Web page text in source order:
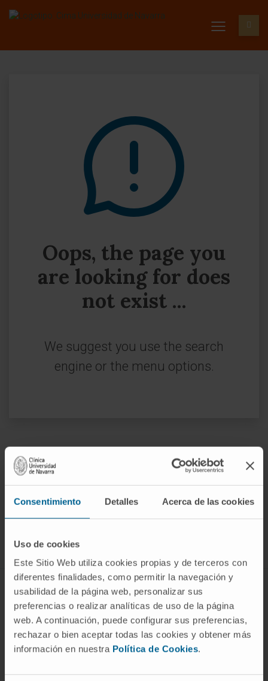
Consentimiento Detalles Acerca de las cookies
Uso de cookies
Este Sitio Web utiliza cookies propias y de terceros con
diferentes finalidades, como permitir la navegación y
usabilidad de la página web, personalizar sus
preferencias o realizar analíticas de uso de la página
web. A continuación, puede configurar sus preferencias,
rechazar o bien aceptar todas las cookies y obtener más
información en nuestra Política de Cookies.
Oops, the page you
are looking for does
not exist ...
We suggest you use the search
engine or the menu options.
ABOUT CIMA
Who we are
Research Center of the Clinica
Campus of the Universidad de Navarra